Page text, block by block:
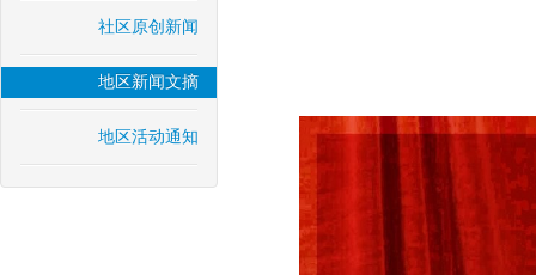
社区原创新闻
地区新闻文摘
地区活动通知